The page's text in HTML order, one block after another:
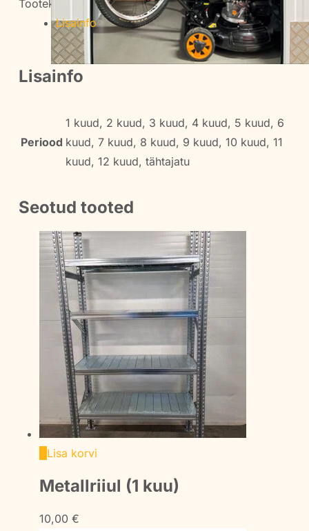
kogus
Tootekood: Kategooria:Laod
Lisainfo
Lisainfo
Periood
1 kuud, 2 kuud, 3 kuud, 4 kuud, 5 kuud, 6
kuud, 7 kuud, 8 kuud, 9 kuud, 10 kuud, 11
kuud, 12 kuud, tähtajatu
Seotud tooted
Lisa korvi
Metallriiul (1 kuu)
10,00 €